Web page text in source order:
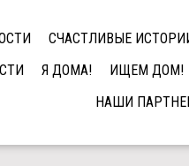
СЧАСТЛИВЫЕ
Я ДОМА! ИЩЕМ ДОМ!
НАШИ